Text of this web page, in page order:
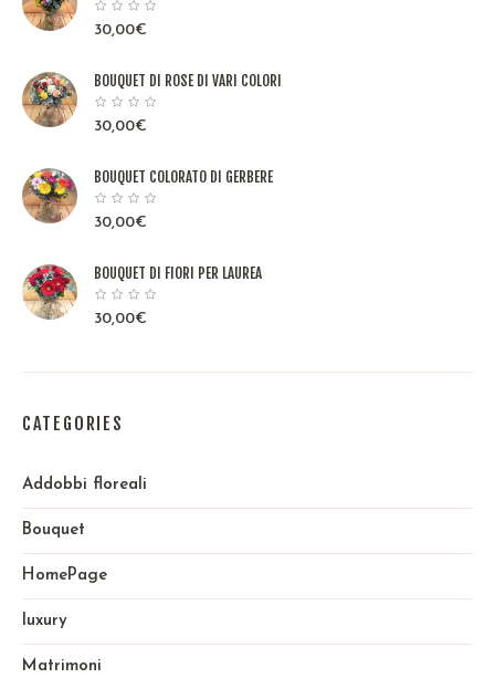
30,00€
BOUQUET DI ROSE DI VARI COLORI
30,00€
BOUQUET COLORATO DI GERBERE
30,00€
BOUQUET DI FIORI PER LAUREA
30,00€
CATEGORIES
Addobbi floreali
Bouquet
HomePage
luxury
Matrimoni